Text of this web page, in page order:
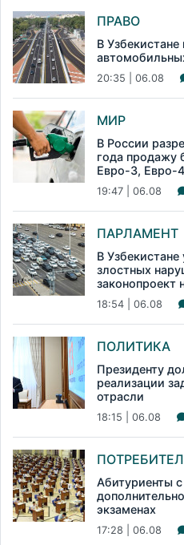
ПРАВО
В
20:35 | 06.08
МИР
В России
года продажу
Евро-3, Евро-4
19:47 | 06.08
ПАРЛАМЕНТ
В Узбекистане
злостных
законопроект
18:54 | 06.08
ПОЛИТИКА
Президенту
реализации
отрасли
18:15 | 06.08
Абитуриенты
экзаменах
17:28 | 06.08